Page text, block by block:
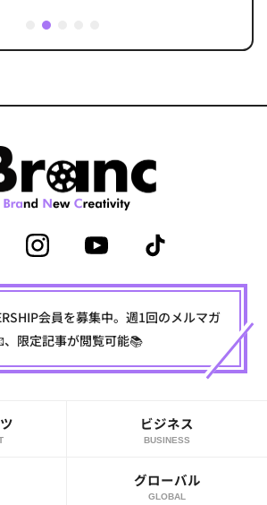
2
会員を募集中。週1回のメルマガ
、限定記事が閲覧可能📚
ビジネス
BUSINESS
グローバル
GLOBAL